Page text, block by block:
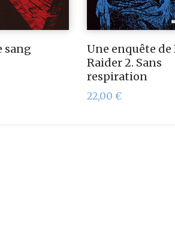
sang
Une enquête de
Raider 2. Sans
respiration
22,00 €